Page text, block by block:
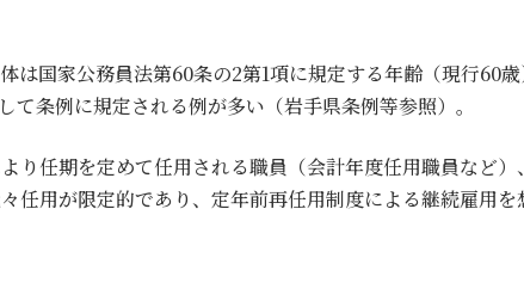
は国家公務員法第60条の2第1項に規定する年齢（現行60
て条例に規定される例が多い（岩手県条例等参照）。
り任期を定めて任用される職員（会計年度任用職員など
用が限定的であり、定年前再任用制度による継続雇用